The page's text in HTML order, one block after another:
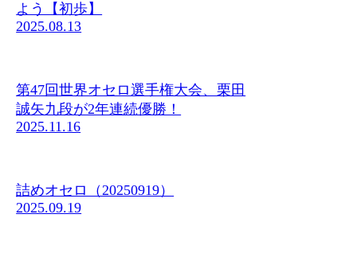
よう【初歩】
2025.08.13
第47回世界オセロ選手権大会、栗田
誠矢九段が2年連続優勝！
2025.11.16
詰めオセロ（20250919）
2025.09.19